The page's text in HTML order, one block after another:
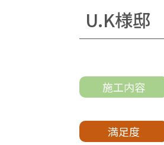
U.K様邸
施工内容
満足度